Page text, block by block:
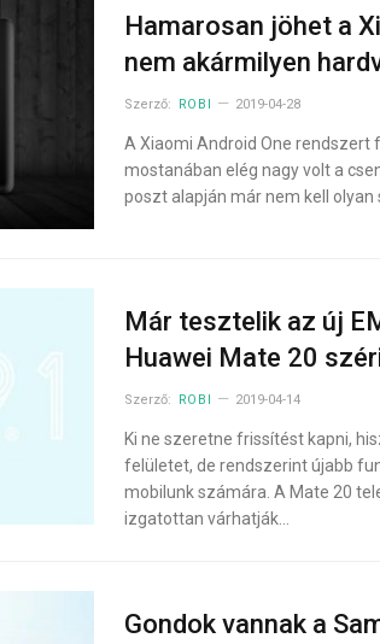
Hamarosan jöhet a
nem akármilyen
Szerző: ROBI 2019-04-28
A Xiaomi Android One rendszert
mostanában elég nagy volt a
poszt alapján már nem kell olyan
Már tesztelik az új
Huawei Mate 20
Szerző: ROBI 2019-04-14
Ki ne szeretne frissítést kapni,
felületet, de rendszerint újabb
mobilunk számára. A Mate 20
izgatottan várhatják…
Gondok vannak a